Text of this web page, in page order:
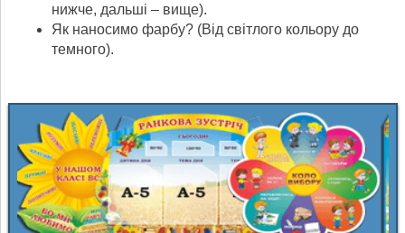
нижче, дальші – вище).
Як наносимо фарбу? (Від світлого кольору до
темного).